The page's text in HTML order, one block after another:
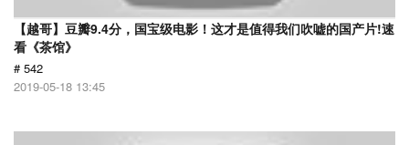
【越哥】豆瓣9.4分，国宝级电影！这才是值得我们吹嘘的国产片!速
看《茶馆》
# 542
2019-05-18 13:45